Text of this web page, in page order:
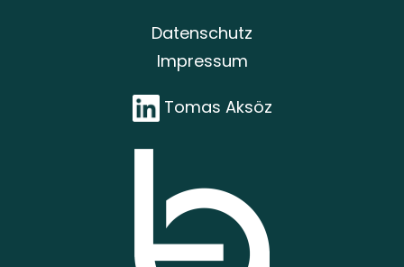
Datenschutz
Impressum
Tomas Aksöz